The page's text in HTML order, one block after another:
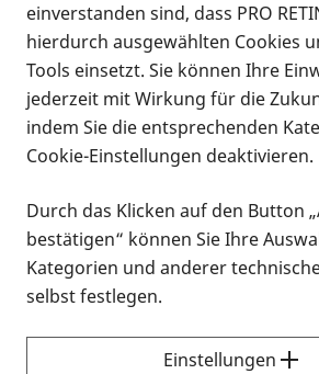
Infomaterial
Infomaterial
Vorlesen
Alle Infomaterialien in
Formaten an einem Ort
Sie möchten wissen, wie Sie nach
suchen und dieses bestellen bzw.
einverstanden sind, dass PRO
hierdurch ausgewählten Cookies
Tools einsetzt. Sie können Ihre
jederzeit mit Wirkung für die
indem Sie die entsprechenden
Cookie-Einstellungen deaktivieren.
Durch das Klicken auf den Button
bestätigen“ können Sie Ihre
Kategorien und anderer
selbst festlegen.
Einstellungen